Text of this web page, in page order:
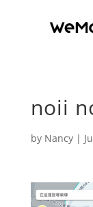
noii
by Nancy|